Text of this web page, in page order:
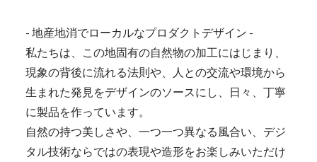
- 地産地消でローカルなプロダクトデザイン -
私たちは、この地固有の自然物の加工にはじまり、
現象の背後に流れる法則や、人との交流や環境から
生まれた発見をデザインのソースにし、日々、丁寧
に製品を作っています。
自然の持つ美しさや、一つ一つ異なる風合い、デジ
タル技術ならではの表現や造形をお楽しみいただけ